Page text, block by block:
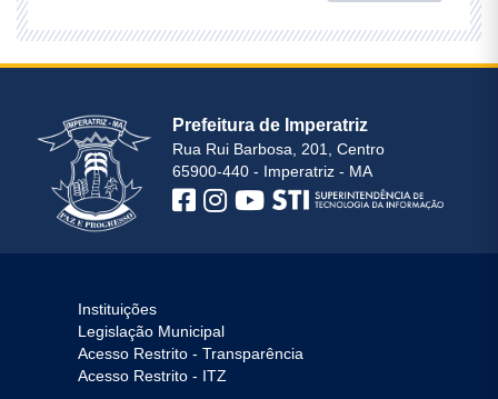
Prefeitura de Imperatriz
Rua Rui Barbosa, 201, Centro
65900-440 - Imperatriz - MA
Instituições
Legislação Municipal
Acesso Restrito - Transparência
Acesso Restrito - ITZ